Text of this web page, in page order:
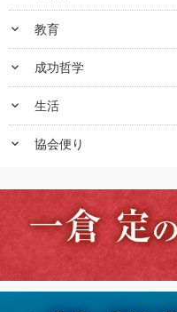
keyboard_arrow_down 教育
keyboard_arrow_down 成功哲学
keyboard_arrow_down 生活
keyboard_arrow_down 協会便り